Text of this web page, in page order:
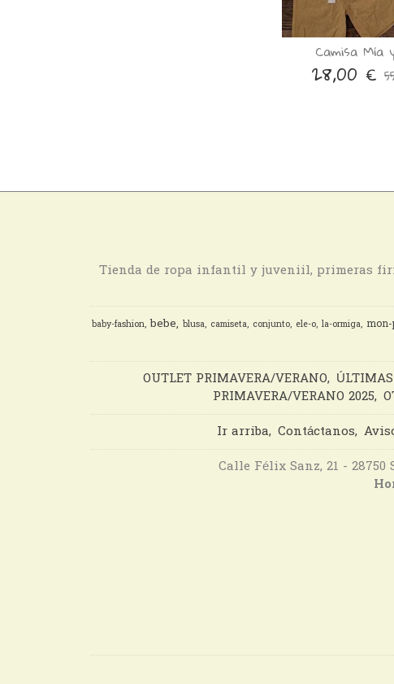
Camisa Mía
28,00 €
Tienda de ropa infantil y juveniil, primeras
baby-fashion bebe blusa camiseta conjunto ele-o la-ormiga
OUTLET PRIMAVERA/VERANO
PRIMAVERA/VERANO 2025
Ir arriba Contáctanos
Calle Félix Sanz, 21 -